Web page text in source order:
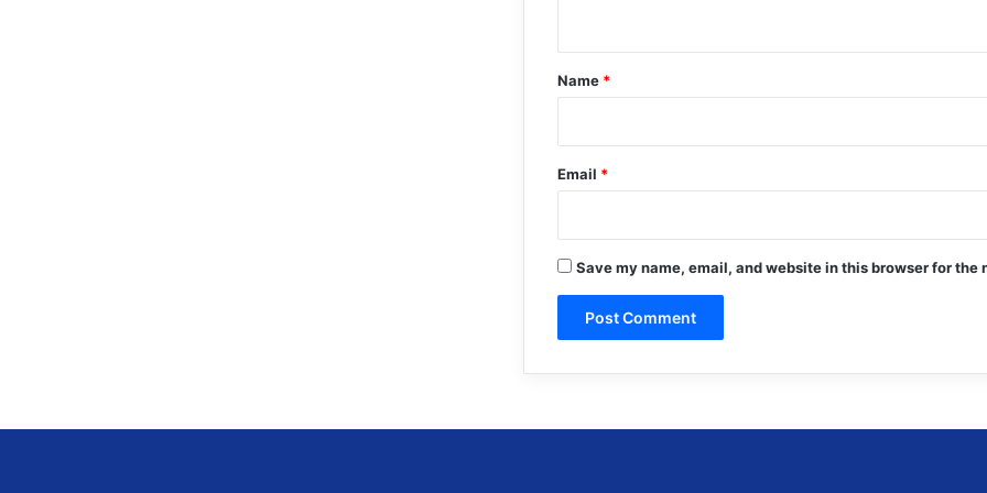
*
Name *
Email *
Save my name, email, and website in this browser for the